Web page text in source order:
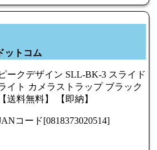
ットコム
ピークデザイン SLL-BK-3 スライド
イト カメラストラップ ブラック
【送料無料】 【即納】
コード[0818373020514]